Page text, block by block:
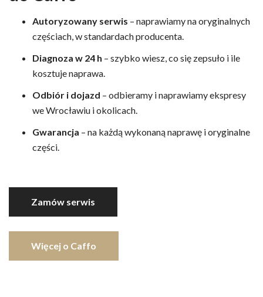
Autoryzowany serwis – naprawiamy na oryginalnych
częściach, w standardach producenta.
Diagnoza w 24 h – szybko wiesz, co się zepsuło i ile
kosztuje naprawa.
Odbiór i dojazd – odbieramy i naprawiamy ekspresy
we Wrocławiu i okolicach.
Gwarancja – na każdą wykonaną naprawę i oryginalne
części.
Zamów serwis
Więcej o Caffo